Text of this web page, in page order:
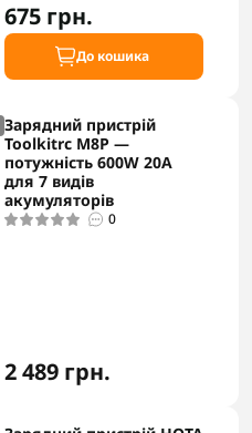
675 грн.
До кошика
Зарядний пристрій
Toolkitrc M8P —
потужність 600W 20A
для 7 видів
акумуляторів
0
2 489 грн.